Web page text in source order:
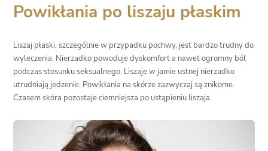
Powikłania po liszaju płaskim
Liszaj płaski, szczególnie w przypadku pochwy, jest bardzo trudny do
wyleczenia. Nierzadko powoduje dyskomfort a nawet ogromny ból
podczas stosunku seksualnego. Liszaje w jamie ustnej nierzadko
utrudniają jedzenie. Powikłania na skórze zazwyczaj są znikome.
Czasem skóra pozostaje ciemniejsza po ustąpieniu liszaja.